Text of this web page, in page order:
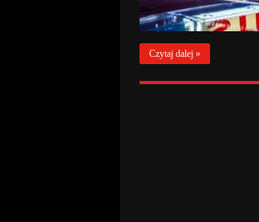
Czytaj dalej »